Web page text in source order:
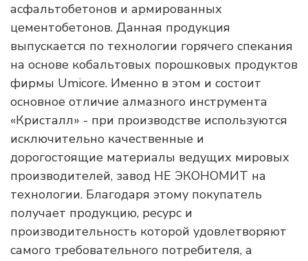
асфальтобетонов и армированных
цементобетонов. Данная продукция
выпускается по технологии горячего спекания
на основе кобальтовых порошковых продуктов
фирмы Umicore. Именно в этом и состоит
основное отличие алмазного инструмента
«Кристалл» - при производстве используются
исключительно качественные и
дорогостоящие материалы ведущих мировых
производителей, завод НЕ ЭКОНОМИТ на
технологии. Благодаря этому покупатель
получает продукцию, ресурс и
производительность которой удовлетворяют
самого требовательного потребителя, а